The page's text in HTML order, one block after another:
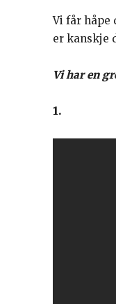
Vi får håpe
er kanskje
Vi har en
1.